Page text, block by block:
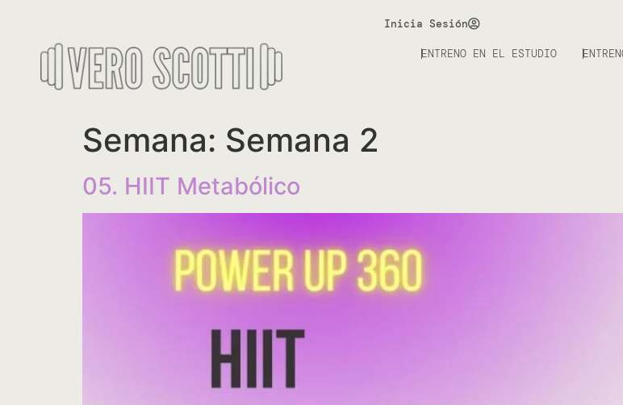
Inicia Sesión
ENTRENO EN EL ESTUDIO
Semana: Semana 2
05. HIIT Metabólico